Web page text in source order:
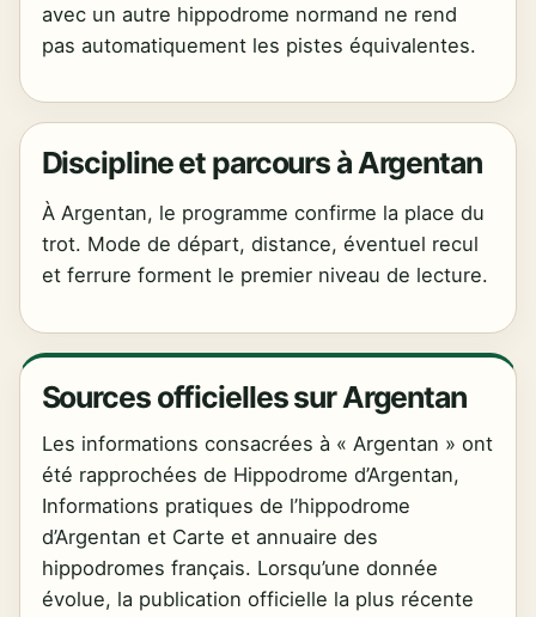
avec un autre hippodrome normand ne rend
pas automatiquement les pistes équivalentes.
Discipline et parcours à Argentan
À Argentan, le programme confirme la place du
trot. Mode de départ, distance, éventuel recul
et ferrure forment le premier niveau de lecture.
Sources officielles sur Argentan
Les informations consacrées à « Argentan » ont
été rapprochées de Hippodrome d’Argentan,
Informations pratiques de l’hippodrome
d’Argentan et Carte et annuaire des
hippodromes français. Lorsqu’une donnée
évolue, la publication officielle la plus récente